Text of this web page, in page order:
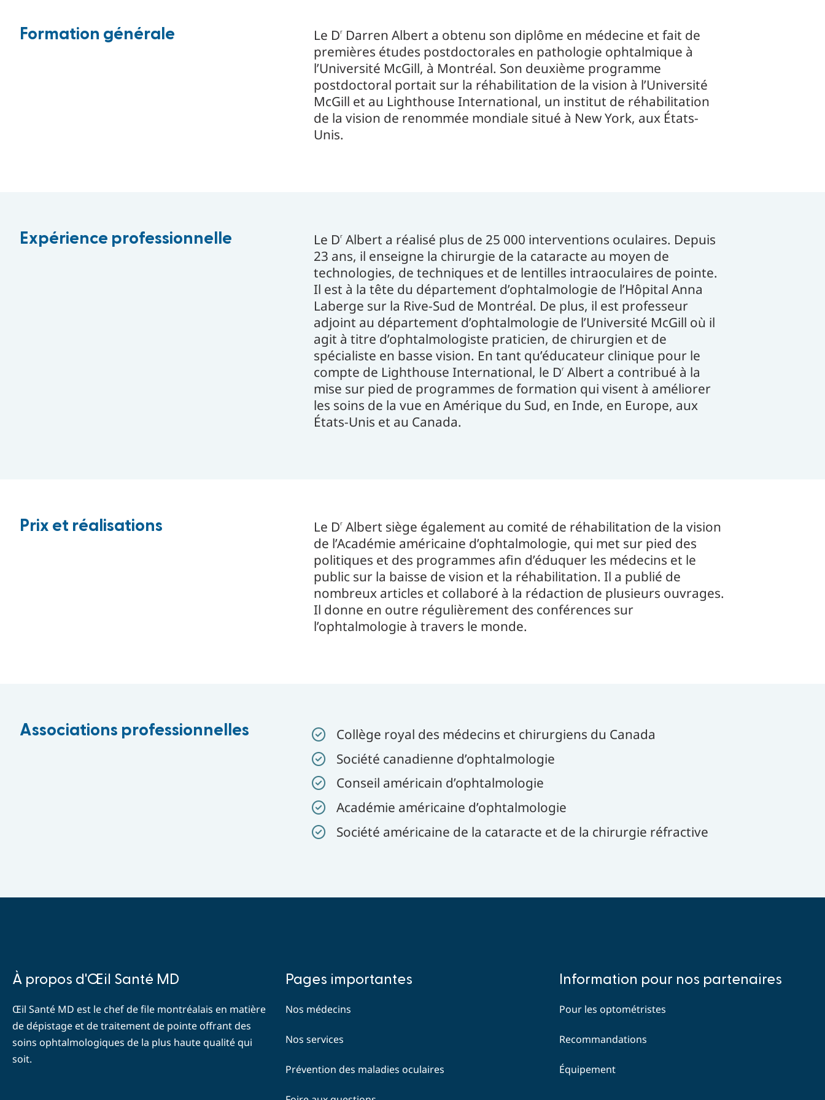
Formation générale Le DrDarren Albert a obtenu son diplôme en médecine et fait de
premières études postdoctorales en pathologie ophtalmique à
l’Université McGill, à Montréal. Son deuxième programme
postdoctoral portait sur la réhabilitation de la vision à l’Université
McGill et au Lighthouse International, un institut de réhabilitation
de la vision de renommée mondiale situé à New York, aux États-
Unis.
Expérience professionnelle Le DrAlbert a réalisé plus de 25 000 interventions oculaires. Depuis
23 ans, il enseigne la chirurgie de la cataracte au moyen de
technologies, de techniques et de lentilles intraoculaires de pointe.
Il est à la tête du département d’ophtalmologie de l’Hôpital Anna
Laberge sur la Rive-Sud de Montréal. De plus, il est professeur
adjoint au département d’ophtalmologie de l’Université McGill où il
agit à titre d’ophtalmologiste praticien, de chirurgien et de
spécialiste en basse vision. En tant qu’éducateur clinique pour le
compte de Lighthouse International, le DrAlbert a contribué à la
mise sur pied de programmes de formation qui visent à améliorer
les soins de la vue en Amérique du Sud, en Inde, en Europe, aux
États-Unis et au Canada.
Prix et réalisations Le DrAlbert siège également au comité de réhabilitation de la vision
de l’Académie américaine d’ophtalmologie, qui met sur pied des
politiques et des programmes afin d’éduquer les médecins et le
public sur la baisse de vision et la réhabilitation. Il a publié de
nombreux articles et collaboré à la rédaction de plusieurs ouvrages.
Il donne en outre régulièrement des conférences sur
l’ophtalmologie à travers le monde.
Associations professionnelles
Collège royal des médecins et chirurgiens du Canada
Société canadienne d’ophtalmologie
Conseil américain d’ophtalmologie
Académie américaine d’ophtalmologie
Société américaine de la cataracte et de la chirurgie réfractive
Contact
Info
À propos d'Œil Santé MD
Œil Santé MD est le chef de file montréalais en matière
de dépistage et de traitement de pointe offrant des
soins ophtalmologiques de la plus haute qualité qui
soit.
Why
Us
Pages importantes
Nos médecins
Nos services
Prévention des maladies oculaires
Quick
links
Information pour nos partenaires
Pour les optométristes
Recommandations
Équipement